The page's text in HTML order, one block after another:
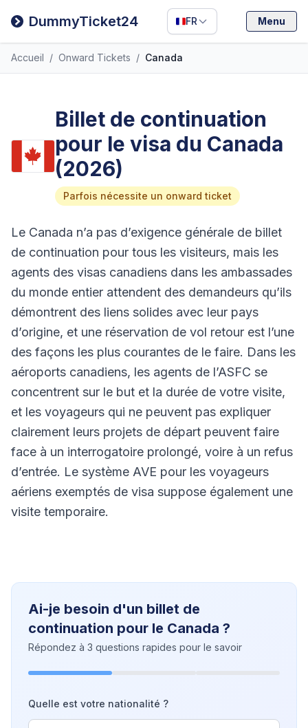
DummyTicket24 FR
Filipino
Deutsch
Menu
Accueil / Onward Tickets / Canada
Billet de continuation
pour le visa du Canada
(2026)
Parfois nécessite un onward ticket
Le Canada n’a pas d’exigence générale de billet
de continuation pour tous les visiteurs, mais les
agents des visas canadiens dans les ambassades
du monde entier attendent des demandeurs qu’ils
démontrent des liens solides avec leur pays
d’origine, et une réservation de vol retour est l’une
des façons les plus courantes de le faire. Dans les
aéroports canadiens, les agents de l’ASFC se
concentrent sur le but et la durée de votre visite,
et les voyageurs qui ne peuvent pas expliquer
clairement leurs projets de départ peuvent faire
face à un interrogatoire prolongé, voire à un refus
d’entrée. Le système AVE pour les voyageurs
aériens exemptés de visa suppose également une
visite temporaire.
Ai-je besoin d'un billet de
continuation pour le Canada ?
Répondez à 3 questions rapides pour le savoir
Quelle est votre nationalité ?